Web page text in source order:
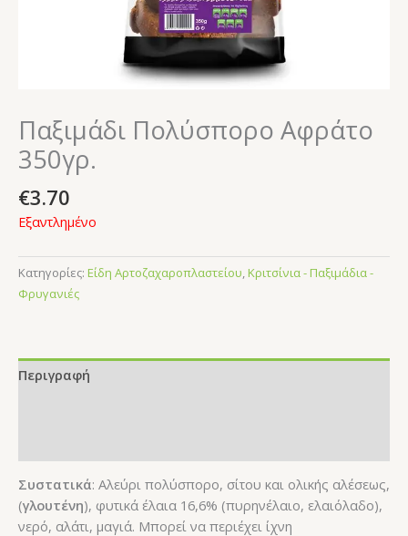
Παξιμάδι Πολύσπορο Αφράτο
350γρ.
€3.70
Εξαντλημένο
Κατηγορίες: Είδη Αρτοζαχαροπλαστείου,Κριτσίνια - Παξιμάδια -
Φρυγανιές
Περιγραφή
Συστατικά: Αλεύρι πολύσπορο, σίτου και ολικής αλέσεως,
(γλουτένη), φυτικά έλαια 16,6% (πυρηνέλαιο, ελαιόλαδο),
νερό, αλάτι, μαγιά. Μπορεί να περιέχει ίχνη